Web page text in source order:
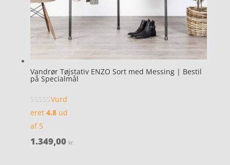
Vandrør Tøjstativ ENZO Sort med Messing | Bestil
på Specialmål
Vurd
eret 4.8ud
af 5
1.349,00 kr.